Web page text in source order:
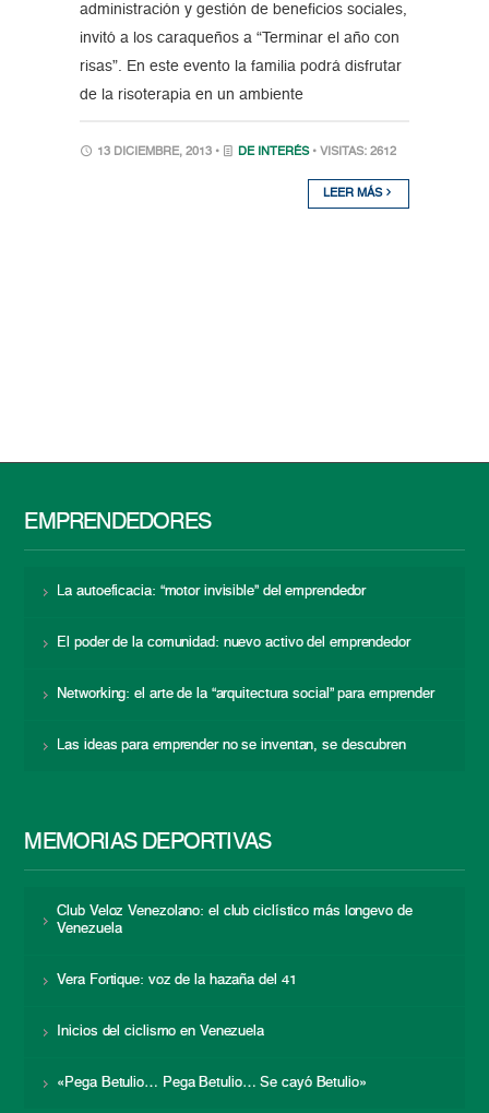
administración y gestión de beneficios sociales,
invitó a los caraqueños a “Terminar el año con
risas”. En este evento la familia podrá disfrutar
de la risoterapia en un ambiente
13 DICIEMBRE, 2013 • DE INTERÉS • VISITAS: 2612
LEER MÁS
EMPRENDEDORES
La autoeficacia: “motor invisible” del emprendedor
El poder de la comunidad: nuevo activo del emprendedor
Networking: el arte de la “arquitectura social” para emprender
Las ideas para emprender no se inventan, se descubren
MEMORIAS DEPORTIVAS
Club Veloz Venezolano: el club ciclístico más longevo de
Venezuela
Vera Fortique: voz de la hazaña del 41
Inicios del ciclismo en Venezuela
«Pega Betulio… Pega Betulio… Se cayó Betulio»